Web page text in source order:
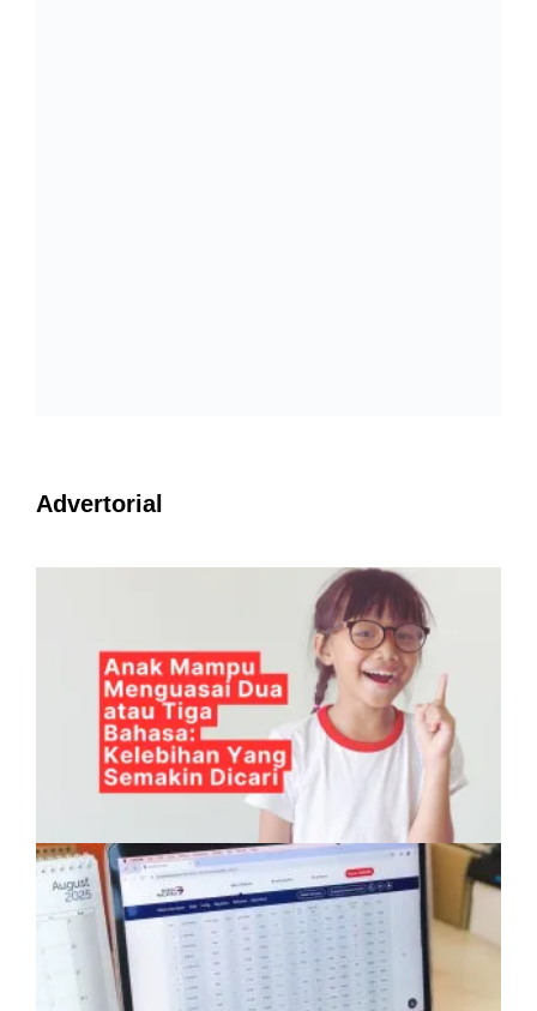
Advertorial
Anak Mampu Menguasai Dua atau Tiga
Bahasa: Kelebihan Yang Semakin Dicari